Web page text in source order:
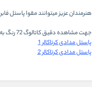
هنرمندان عزیز میتوانند مقوا پاستل
جهت مشاهده دقیق کاتالوگ 72 رنگ به لینکهای زیر بروید:
پاستل مدادی کرتاکالر 1
پاستل مدادی کرتاکالر 2